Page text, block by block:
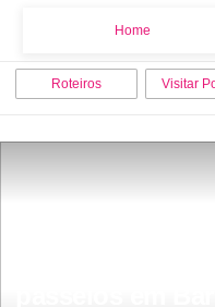
Home
Roteiros Visitar